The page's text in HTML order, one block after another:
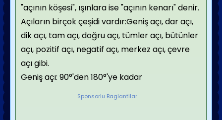
"açının köşesi", ışınlara ise "açının kenarı" denir.
Açıların birçok çeşidi vardır:Geniş açı, dar açı,
dik açı, tam açı, doğru açı, tümler açı, bütünler
açı, pozitif açı, negatif açı, merkez açı, çevre
açı gibi.
Geniş açı: 90°'den 180°'ye kadar
Sponsorlu Baglantilar